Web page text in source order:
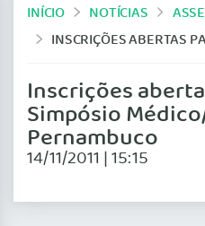
INÍCIO NOTÍCIAS
INSCRIÇÕES ABERTAS PARA O SIMPÓSIO MÉDICO/MÍDIA DE
Inscrições
Simpósio
Pernambuco
14/11/2011 | 15:15